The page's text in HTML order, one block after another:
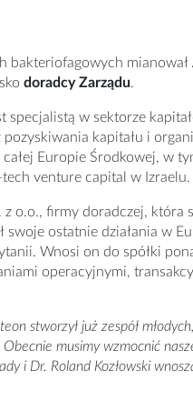
bakteriofagowych mianował
doradcy Zarządu.
w sektorze
kapitału i
Europie Środkowej, w
venture capital w Izraelu.
z o.o., firmy doradczej, która
ostatnie działania w
Wnosi on do spółki
operacyjnymi,
stworzył już zespół
musimy wzmocnić
i Dr. Roland Kozłowski